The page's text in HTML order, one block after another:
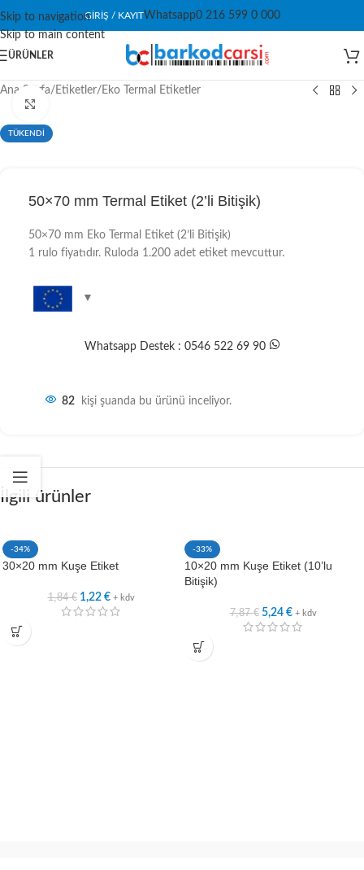
Skip to navigation
Skip to main content
GIRIŞ / KAYITWhatsapp0 216 599 0 000
ÜRÜNLER
Ana Sayfa/ Etiketler/ Eko Termal Etiketler
TÜKENDİ
50×70 mm Termal Etiket (2’li Bitişik)
50×70 mm Eko Termal Etiket (2’li Bitişik)
1 rulo fiyatıdır. Ruloda 1.200 adet etiket mevcuttur.
Whatsapp Destek : 0546 522 69 90
82 kişi şuanda bu ürünü inceliyor.
İlgili ürünler
-34%
30×20 mm Kuşe Etiket
1,84€ 1,22 € + kdv
-33%
10×20 mm Kuşe Etiket (10’lu
Bitişik)
7,87€ 5,24 € + kdv